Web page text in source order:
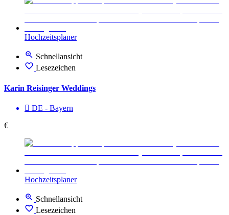
Hochzeitsplaner
Schnellansicht
Lesezeichen
Karin Reisinger Weddings
DE - Bayern
€
Hochzeitsplaner
Schnellansicht
Lesezeichen